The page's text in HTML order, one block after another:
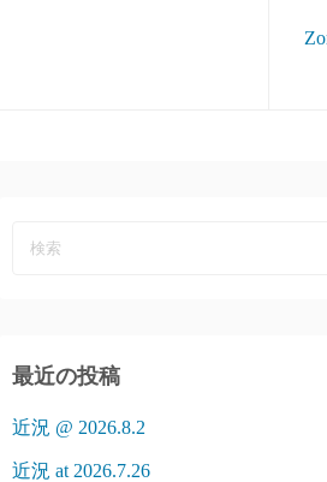
最近の投稿
近況 @ 2026.8.2
近況 at 2026.7.26